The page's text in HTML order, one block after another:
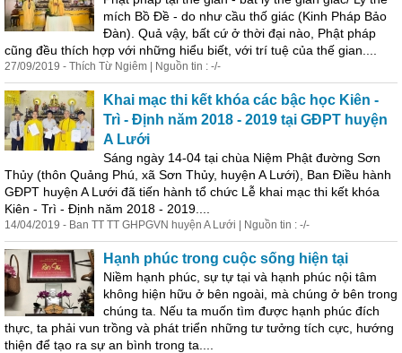
mích Bồ Đề - do như cầu thố giác (Kinh Pháp Bảo
Đàn). Quả vậy, bất cứ ở thời đại nào, Phật pháp
cũng đều thích hợp với những hiểu biết, với trí tuệ của thế gian....
27/09/2019 - Thích Từ Ngiêm | Nguồn tin : -/-
Khai mạc thi kết khóa các bậc học Kiên -
Trì - Định năm 2018 - 2019 tại GĐPT huyện
A Lưới
Sáng ngày 14-04 tại chùa Niệm Phật đường Sơn
Thủy (thôn Quảng Phú, xã Sơn Thủy, huyện A Lưới), Ban Điều hành
GĐPT huyện A Lưới đã tiến hành tổ chức Lễ khai mạc thi kết khóa
Kiên - Trì - Định năm 2018 - 2019....
14/04/2019 - Ban TT TT GHPGVN huyện A Lưới | Nguồn tin : -/-
Hạnh phúc trong cuộc sống hiện tại
Niềm hạnh phúc, sự tự tại và hạnh phúc nội tâm
không hiện hữu ở bên ngoài, mà chúng ở bên trong
chúng ta. Nếu ta muốn tìm được hạnh phúc đích
thực, ta phải vun trồng và phát triển những tư tưởng tích cực, hướng
thiện để tạo ra sự an bình trong ta....